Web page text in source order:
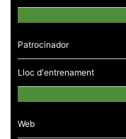
Patrocinador
Lloc d'entrenament
Web